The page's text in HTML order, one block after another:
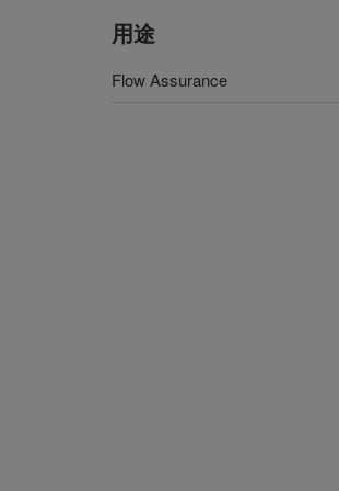
用途
Flow Assurance